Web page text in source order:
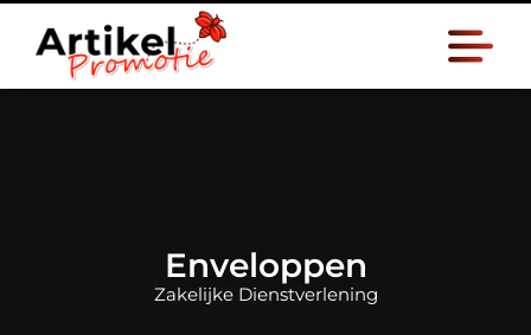
Enveloppen
Zakelijke Dienstverlening